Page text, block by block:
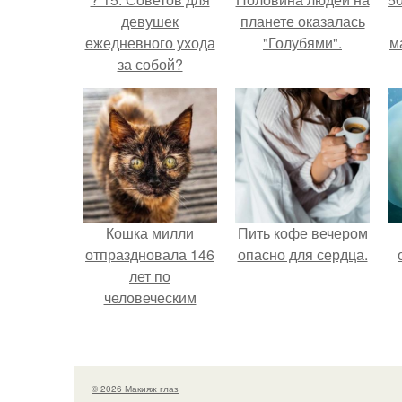
девушек
ежедневного ухода
за собой?
планете оказалась
"Голубями".
Кошка милли
отпраздновала 146
лет по
человеческим
звание самой
старой в мире.
Пить кофе вечером
опасно для сердца.
© 2026 Макияж глаз